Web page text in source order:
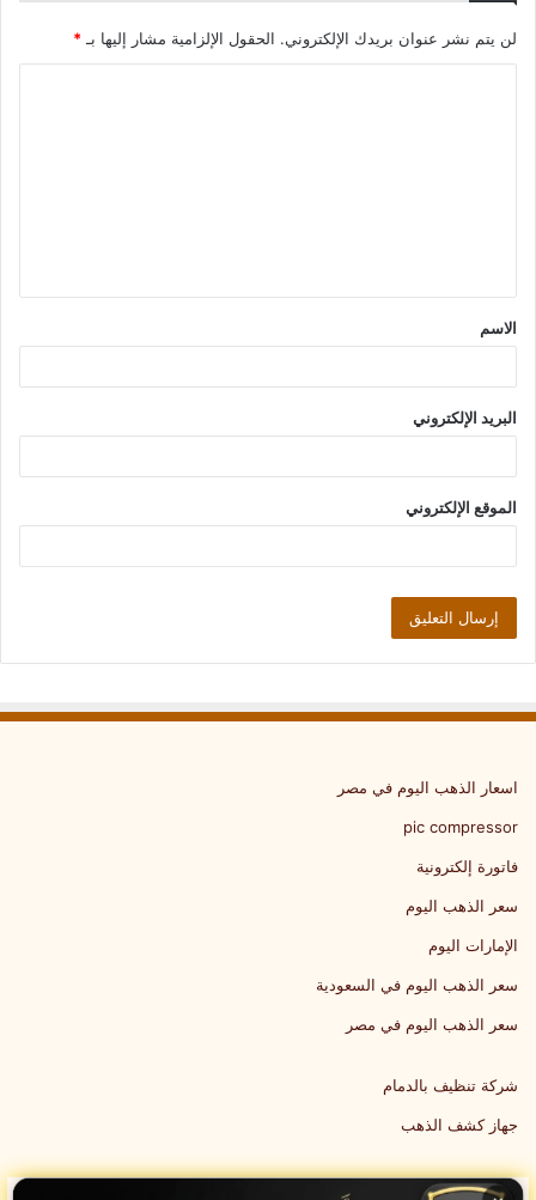
لن يتم نشر عنوان بريدك الإلكتروني. الحقول الإلزامية مشار إليها بـ*
ق
*
الاسم
البريد الإلكتروني
الموقع الإلكتروني
اسعار الذهب اليوم في مصر
pic compressor
فاتورة إلكترونية
سعر الذهب اليوم
الإمارات اليوم
سعر الذهب اليوم في السعودية
سعر الذهب اليوم في مصر
شركة تنظيف بالدمام
جهاز كشف الذهب